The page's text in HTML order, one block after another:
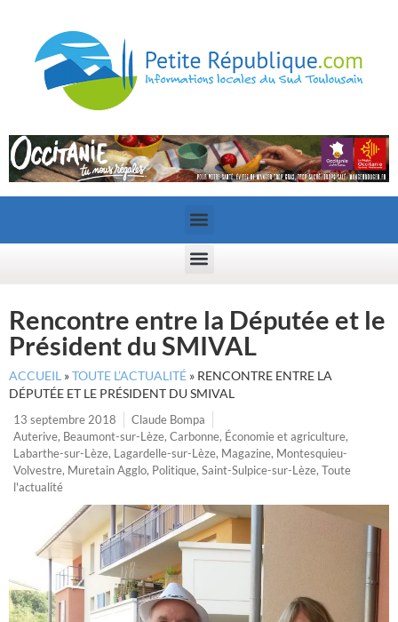
Rencontre entre la Députée et le
Président du SMIVAL
ACCUEIL »TOUTE L’ACTUALITÉ » RENCONTRE ENTRE LA
DÉPUTÉE ET LE PRÉSIDENT DU SMIVAL
13 septembre 2018
Claude Bompa
Auterive, Beaumont-sur-Lèze, Carbonne, Économie et agriculture,
Labarthe-sur-Lèze, Lagardelle-sur-Lèze, Magazine, Montesquieu-
Volvestre, Muretain Agglo, Politique, Saint-Sulpice-sur-Lèze, Toute
l'actualité